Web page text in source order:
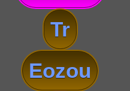
Tr
Eozou